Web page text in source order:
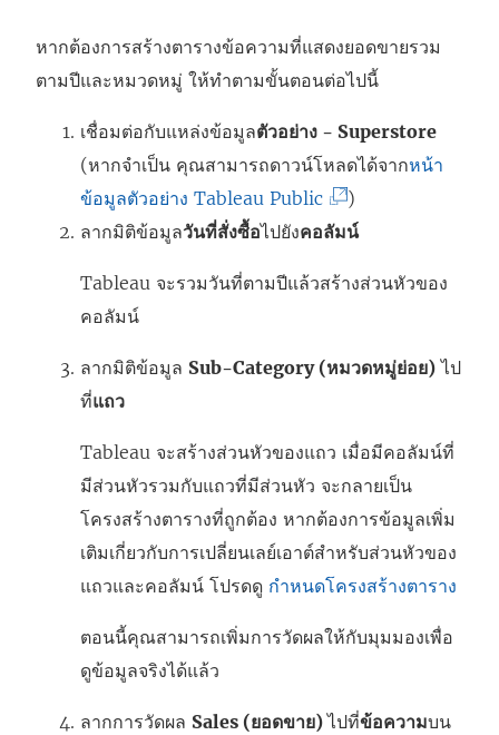
หากต้องการสร้างตารางข้อความที่แสดงยอดขายรวม
ตามปีและหมวดหมู่ ให้ทำตามขั้นตอนต่อไปนี้
เชื่อมต่อกับแหล่งข้อมูลตัวอย่าง - Superstore
(หากจำเป็น คุณสามารถดาวน์โหลดได้จากหน้า
ข้อมูลตัวอย่าง Tableau Public(
ลิ
ะ
ด
ใ
น
ห
น้
า
)
ลากมิติข้อมูลวันที่สั่งซื้อไปยังคอลัมน์
Tableau จะรวมวันที่ตามปีแล้วสร้างส่วนหัวของ
คอลัมน์
ลากมิติข้อมูล Sub-Category (หมวดหมู่ย่อย) ไป
ที่แถว
Tableau จะสร้างส่วนหัวของแถว เมื่อมีคอลัมน์ที่
มีส่วนหัวรวมกับแถวที่มีส่วนหัว จะกลายเป็น
โครงสร้างตารางที่ถูกต้อง หากต้องการข้อมูลเพิ่ม
เติมเกี่ยวกับการเปลี่ยนเลย์เอาต์สำหรับส่วนหัวของ
แถวและคอลัมน์ โปรดดู กำหนดโครงสร้างตาราง
ตอนนี้คุณสามารถเพิ่มการวัดผลให้กับมุมมองเพื่อ
ดูข้อมูลจริงได้แล้ว
ลากการวัดผล Sales (ยอดขาย)ไปที่ข้อความบน